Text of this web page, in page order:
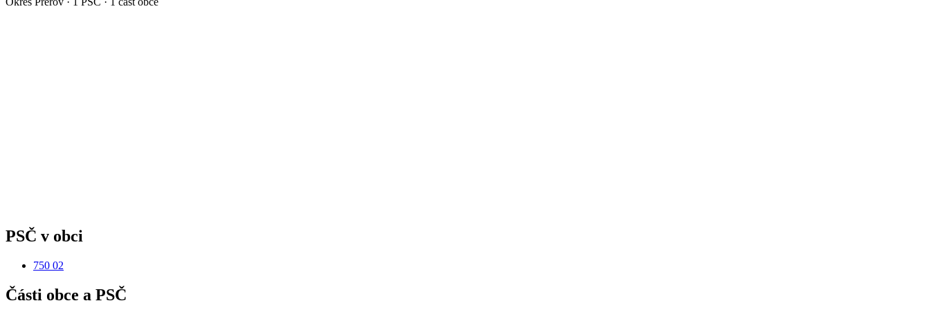
PSČ v obci
750 02
Části obce a PSČ